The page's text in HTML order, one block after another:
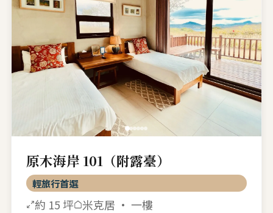
原木海岸 101（附露臺）
輕旅行首選
約 15 坪 米克居 · 一樓